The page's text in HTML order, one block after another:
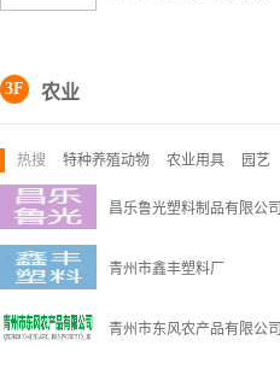
3F 农业
热搜 特种养殖动物 农业用具 园艺
昌乐鲁光塑料制品有限公司
青州市鑫丰塑料厂
青州市东风农产品有限公司